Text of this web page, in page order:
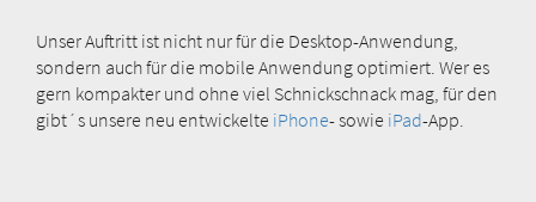
Unser Auftritt ist nicht nur für die Desktop-Anwendung,
sondern auch für die mobile Anwendung optimiert. Wer es
gern kompakter und ohne viel Schnickschnack mag, für den
gibt´s unsere neu entwickelte iPhone- sowie iPad-App.